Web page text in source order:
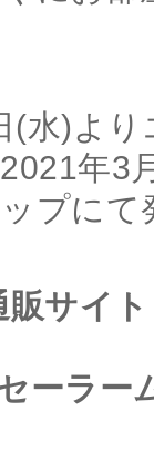
(水)よ
年3
プにて
販サイ
ーラ